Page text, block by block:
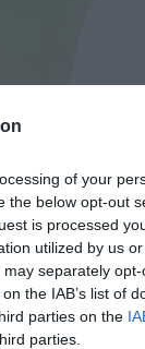
of your
the below opt-out
is processed
utilized by us
separately
the IAB’s list of
parties on the
parties.